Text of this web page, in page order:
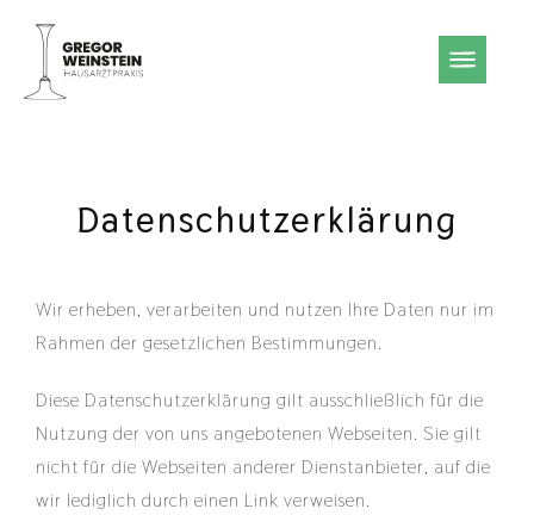
Weinstein
Datenschutzerklärung
Wir erheben, verarbeiten und nutzen Ihre Daten nur im
Rahmen der gesetzlichen Bestimmungen.
Diese Datenschutzerklärung gilt ausschließlich für die
Nutzung der von uns angebotenen Webseiten. Sie gilt
nicht für die Webseiten anderer Dienstanbieter, auf die
wir lediglich durch einen Link verweisen.